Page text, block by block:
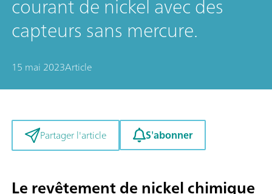
capteurs sans mercure.
15 mai 2023Article
Partager l'article S'abonner
Le revêtement de nickel chimique